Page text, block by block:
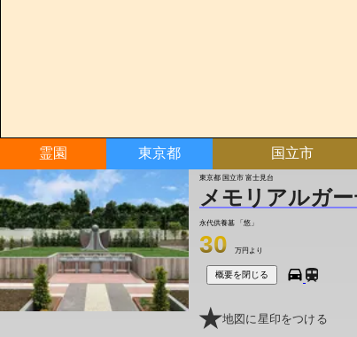
霊園 東京都 国立市
東京都 国立市 富士見台
メモリアルガ
永代供養墓 「悠」
30 万円より
概要を閉じる
地図に星印をつける